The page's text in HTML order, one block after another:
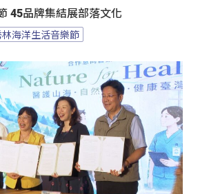
45品牌集結展部落文化
海洋生活音樂節